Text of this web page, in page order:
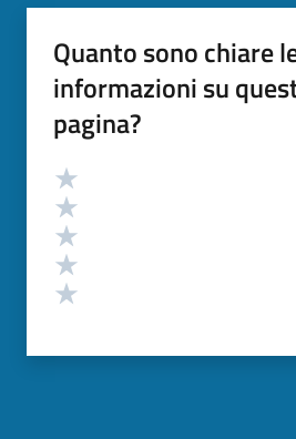
Quanto sono chiare
informazioni su
pagina?
Valutazione